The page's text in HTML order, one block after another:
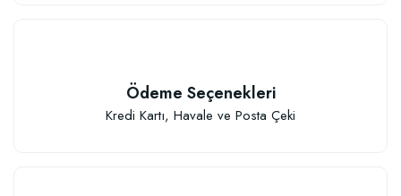
Ödeme Seçenekleri
Kredi Kartı, Havale ve Posta Çeki